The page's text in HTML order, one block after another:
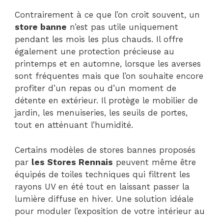
Contrairement à ce que l’on croit souvent, un
store banne n’est pas utile uniquement
pendant les mois les plus chauds. Il offre
également une protection précieuse au
printemps et en automne, lorsque les averses
sont fréquentes mais que l’on souhaite encore
profiter d’un repas ou d’un moment de
détente en extérieur. Il protège le mobilier de
jardin, les menuiseries, les seuils de portes,
tout en atténuant l’humidité.
Certains modèles de stores bannes proposés
par les Stores Rennais peuvent même être
équipés de toiles techniques qui filtrent les
rayons UV en été tout en laissant passer la
lumière diffuse en hiver. Une solution idéale
pour moduler l’exposition de votre intérieur au